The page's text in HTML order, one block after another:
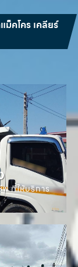
คโคร เคลียร์
ที่ให้บริการ